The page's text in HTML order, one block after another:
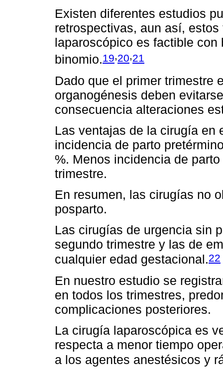
Existen diferentes estudios
retrospectivas, aun así,
laparoscópico es factible
binomio.19,20,21
Dado que el primer trimestre
organogénesis deben
consecuencia alteraciones
Las ventajas de la cirugía en
incidencia de parto
%. Menos incidencia de
trimestre.
En resumen, las cirugías no
posparto.
Las cirugías de urgencia sin
segundo trimestre y las de
cualquier edad gestacional.22
En nuestro estudio se
en todos los trimestres,
complicaciones posteriores.
La cirugía laparoscópica es
respecta a menor tiempo
a los agentes anestésicos y